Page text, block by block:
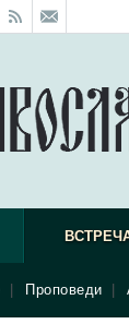
Проповеди